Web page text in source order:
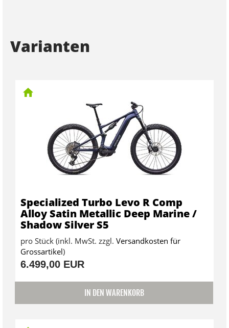
Varianten
Specialized Turbo Levo R Comp
Alloy Satin Metallic Deep Marine /
Shadow Silver S5
pro Stück (inkl. MwSt. zzgl. Versandkosten für
Grossartikel)
6.499,00 EUR
IN DEN WARENKORB